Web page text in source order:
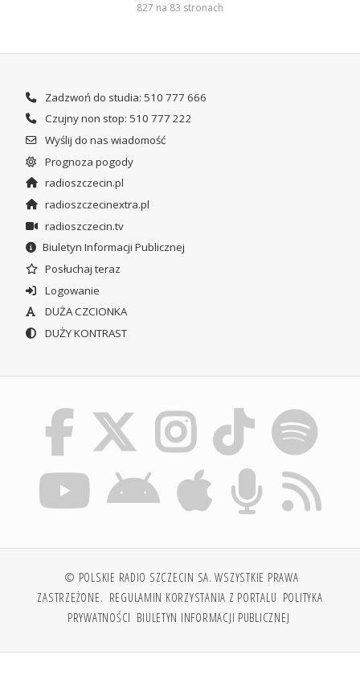
827 na 83 stronach
Zadzwoń do studia: 510 777 666
Czujny non stop: 510 777 222
Wyślij do nas wiadomość
Prognoza pogody
radioszczecin.pl
radioszczecinextra.pl
radioszczecin.tv
Biuletyn Informacji Publicznej
Posłuchaj teraz
Logowanie
DUŻA CZCIONKA
DUŻY KONTRAST
© POLSKIE RADIO SZCZECIN SA. WSZYSTKIE PRAWA
ZASTRZEŻONE. REGULAMIN KORZYSTANIA Z PORTALU POLITYKA
PRYWATNOŚCI BIULETYN INFORMACJI PUBLICZNEJ